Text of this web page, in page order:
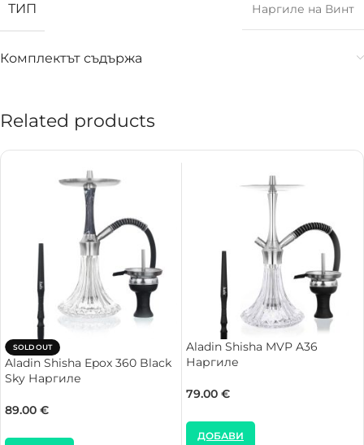
ТИП Наргиле на Винт
Комплектът съдържа
Related products
SOLD OUT
Aladin Shisha Epox 360 Black
Sky Наргиле
89.00 €
Aladin Shisha MVP A36
Наргиле
79.00 €
ДОБАВИ